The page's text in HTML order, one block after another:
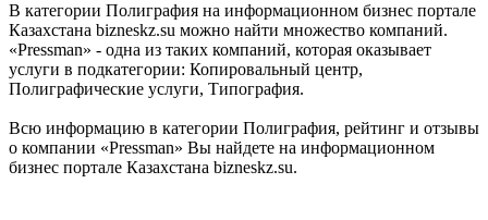
В категории Полиграфия на информационном бизнес портале
Казахстана bizneskz.su можно найти множество компаний.
«Pressman» - одна из таких компаний, которая оказывает
услуги в подкатегории: Копировальный центр,
Полиграфические услуги, Типография.
Всю информацию в категории Полиграфия, рейтинг и отзывы
о компании «Pressman» Вы найдете на информационном
бизнес портале Казахстана bizneskz.su.